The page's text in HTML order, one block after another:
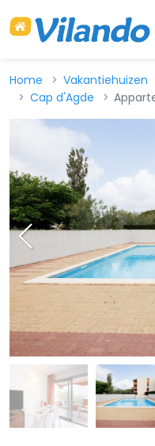
Home Vakantiehuizen
Cap d'Agde